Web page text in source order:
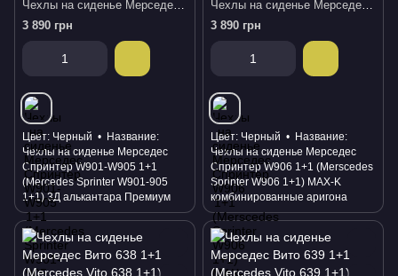
Чехлы на сиденье Мерседес Спринтер W901-W905 1+1 (Mercedes Sprinter W901-905 1+1) 3Д алькантара Премиум
3 890 грн
Цвет Черный
Название
Чехлы на сиденье Мерседес
Спринтер W901-W905 1+1
(Mercedes Sprinter W901-905
1+1) 3Д алькантара Премиум
Чехлы на сиденье Мерседес Спринтер W906 1+1 (Merscedes Sprinter W906 1+1) MAX-K комбинированные аригона
3 890 грн
Цвет Черный
Название
Чехлы на сиденье Мерседес
Спринтер W906 1+1 (Merscedes
Sprinter W906 1+1) MAX-K
комбинированные аригона